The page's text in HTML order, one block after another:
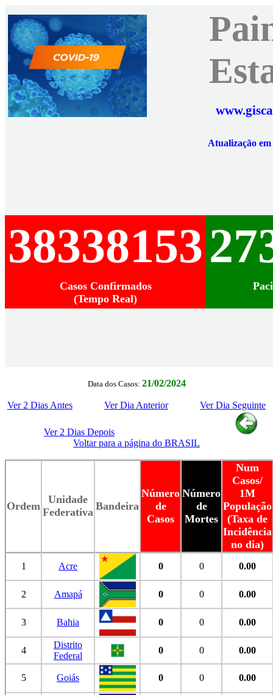
Atualização
38338153
Casos Confirmados
(Tempo Real)
Data dos Casos: 21/02/2024
Ver 2 Dias Antes Ver Dia Anterior Ver Dia Seguinte
Ver 2 Dias Depois
Voltar para a página do BRASIL
Ordem
Unidade
Federativa Bandeira
Número
de
Casos
Número
de
Mortes
Num
Casos/
1M
População
(Taxa de
Incidência
no dia)
1 Acre 0 0 0.00
2 Amapá 0 0 0.00
3 Bahia 0 0 0.00
4
Distrito
Federal
0 0 0.00
5 Goiás 0 0 0.00